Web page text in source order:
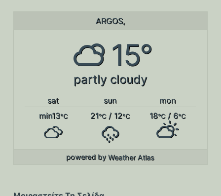
ARGOS,
15°
partly cloudy
sat sun
mon
min13°C 21°C/ 12°C 18°C/ 6°C
powered byWeather Atlas